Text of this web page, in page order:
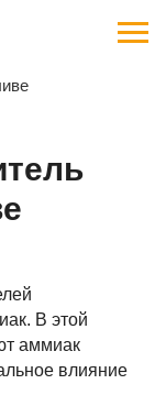
В этой
аммиак
влияние